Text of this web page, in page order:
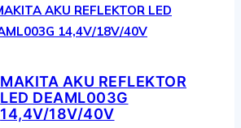
MAKITA AKU REFLEKTOR
LED DEAML003G
14,4V/18V/40V